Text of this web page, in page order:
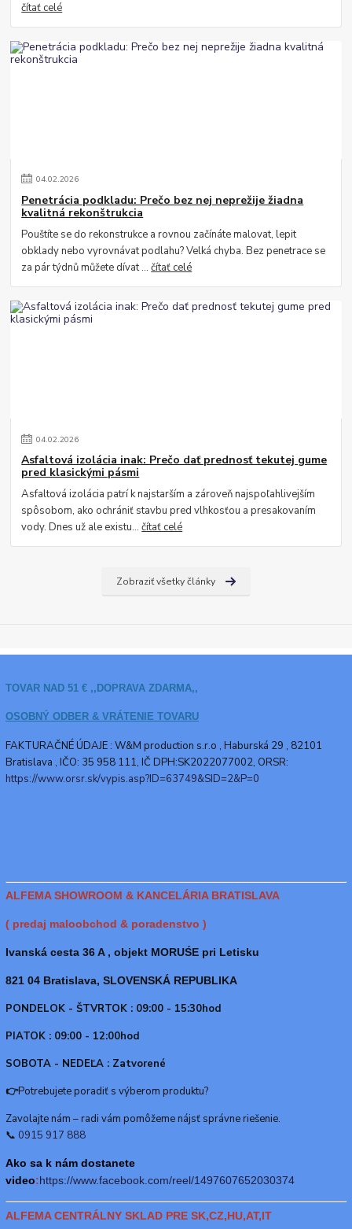
čítať celé
04.02.2026
Penetrácia podkladu: Prečo bez nej neprežije žiadna
kvalitná rekonštrukcia
Pouštíte se do rekonstrukce a rovnou začínáte malovat, lepit
obklady nebo vyrovnávat podlahu? Velká chyba. Bez penetrace se
za pár týdnů můžete dívat ...čítať celé
04.02.2026
Asfaltová izolácia inak: Prečo dať prednosť tekutej gume
pred klasickými pásmi
Asfaltová izolácia patrí k najstarším a zároveň najspoľahlivejším
spôsobom, ako ochrániť stavbu pred vlhkosťou a presakovaním
vody. Dnes už ale existu...čítať celé
Zobraziť všetky články
TOVAR NAD 51 € ,,DOPRAVA ZDARMA,,
OSOBNÝ ODBER & VRÁTENIE TOVARU
FAKTURAČNÉ ÚDAJE : W&M production s.r.o , Haburská 29 , 82101
Bratislava , IČO: 35 958 111, IČ DPH:SK2022077002, ORSR:
https://www.orsr.sk/vypis.asp?ID=63749&SID=2&P=0
ALFEMA SHOWROOM & KANCELÁRIA BRATISLAVA
( predaj maloobchod & poradenstvo )
Ivanská cesta 36 A , objekt MORUŚE pri Letisku
821 04 Bratislava, SLOVENSKÁ REPUBLIKA
PONDELOK - ŠTVRTOK : 09:00 - 15:30hod
PIATOK : 09:00 - 12:00hod
SOBOTA - NEDEĽA : Zatvorené
👉Potrebujete poradiť s výberom produktu?
Zavolajte nám – radi vám pomôžeme nájsť správne riešenie.
📞 0915 917 888
Ako sa k nám dostanete
video:https://www.facebook.com/reel/1497607652030374
ALFEMA CENTRÁLNY SKLAD PRE SK,CZ,HU,AT,IT